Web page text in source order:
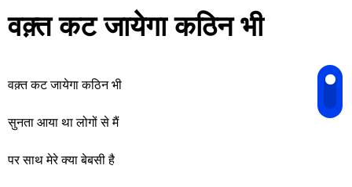
वक़्त कट जायेगा कठिन भी
वक़्त कट जायेगा कठिन भी
सुनता आया था लोगों से मैं
पर साथ मेरे क्या बेबसी है